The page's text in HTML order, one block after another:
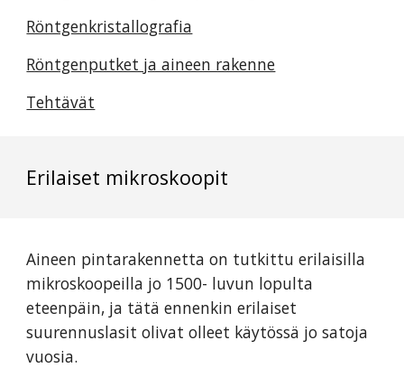
Röntgenkristallografia
Röntgenputket ja aineen rakenne
Tehtävät
Erilaiset mikroskoopit
Aineen pintarakennetta on tutkittu erilaisilla
mikroskoopeilla jo 1500- luvun lopulta
eteenpäin, ja tätä ennenkin erilaiset
suurennuslasit olivat olleet käytössä jo satoja
vuosia.